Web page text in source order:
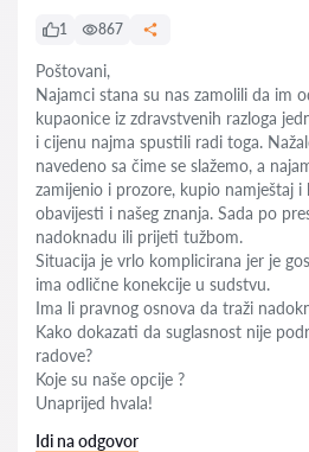
1 867
Poštovani,
Najamci stana su nas zamolili da im
kupaonice iz zdravstvenih razloga
i cijenu najma spustili radi toga.
navedeno sa čime se slažemo, a
zamijenio i prozore, kupio namještaj i
obavijesti i našeg znanja. Sada po
nadoknadu ili prijeti tužbom.
Situacija je vrlo komplicirana jer je
ima odlične konekcije u sudstvu.
Ima li pravnog osnova da traži
Kako dokazati da suglasnost nije
radove?
Koje su naše opcije ?
Unaprijed hvala!
Idi na odgovor